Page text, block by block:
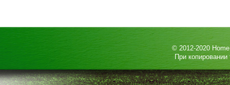
© 2012-2020
При